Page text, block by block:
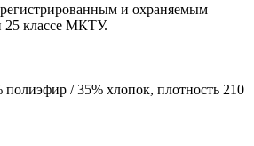
и охраняемым
25 классе МКТУ.
/ 35% хлопок, плотность 210